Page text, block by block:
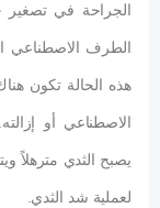
الجراحة في تصغير
الطرف الاصطناعي
هذه الحالة تكون
الاصطناعي أو
يصبح الثدي مترهلاً
لعملية شد الثدي.